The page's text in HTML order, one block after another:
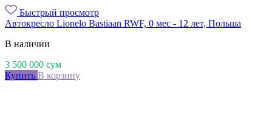
Быстрый просмотр
Автокресло Lionelo Bastiaan RWF, 0 мес - 12 лет, Польша
В наличии
3 500 000 сум
Купить В корзину